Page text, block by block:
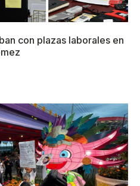
con plazas laborales en